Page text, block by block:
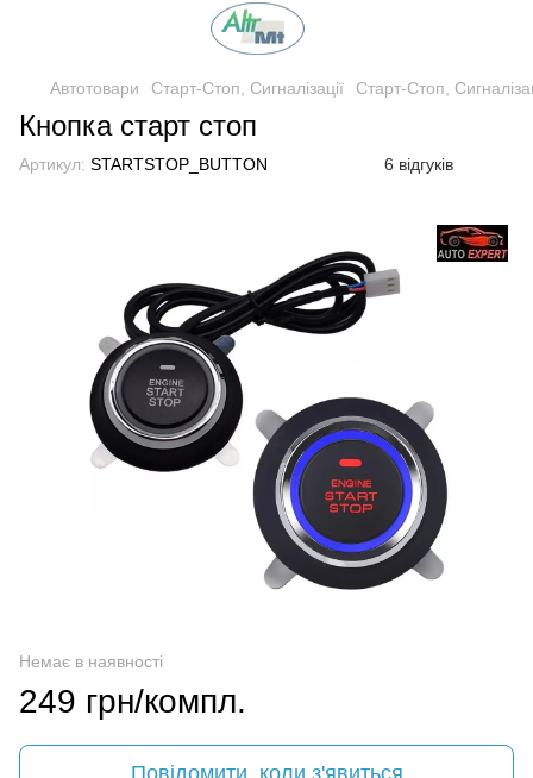
Автотовари Старт-Стоп, Сигналізації Старт-Стоп,
Кнопка старт стоп
Артикул: STARTSTOP_BUTTON 6 відгуків
Немає в наявності
249 грн/компл.
Повідомити, коли з'явиться